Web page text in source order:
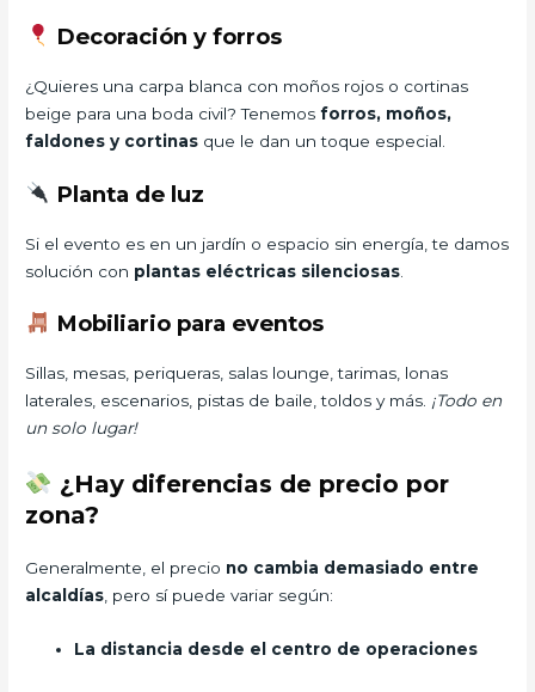
Decoración y forros
¿Quieres una carpa blanca con moños rojos o cortinas
beige para una boda civil? Tenemosforros, moños,
faldones y cortinas que le dan un toque especial.
Planta de luz
Si el evento es en un jardín o espacio sin energía, te damos
solución con plantas eléctricas silenciosas
Mobiliario para eventos
Sillas, mesas, periqueras, salas lounge, tarimas, lonas
laterales, escenarios, pistas de baile, toldos y más. ¡Todo en
un solo lugar!
¿Hay diferencias de precio por
zona?
Generalmente, el precio no cambia demasiado entre
alcaldías, pero sí puede variar según:
La distancia desde el centro de operaciones